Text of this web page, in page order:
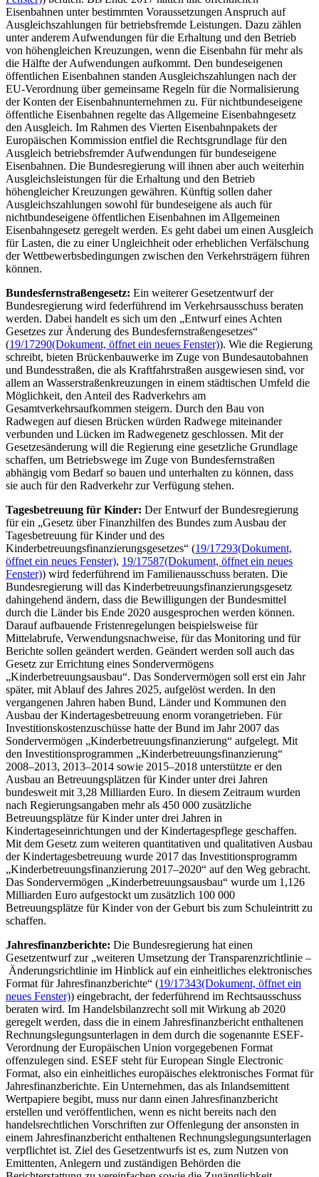
Eisenbahnen unter bestimmten Voraussetzungen Anspruch auf
Ausgleichszahlungen für betriebsfremde Leistungen. Dazu zählen
unter anderem Aufwendungen für die Erhaltung und den Betrieb
von höhengleichen Kreuzungen, wenn die Eisenbahn für mehr als
die Hälfte der Aufwendungen aufkommt. Den bundeseigenen
öffentlichen Eisenbahnen standen Ausgleichszahlungen nach der
EU-Verordnung über gemeinsame Regeln für die Normalisierung
der Konten der Eisenbahnunternehmen zu. Für nichtbundeseigene
öffentliche Eisenbahnen regelte das Allgemeine Eisenbahngesetz
den Ausgleich. Im Rahmen des Vierten Eisenbahnpakets der
Europäischen Kommission entfiel die Rechtsgrundlage für den
Ausgleich betriebsfremder Aufwendungen für bundeseigene
Eisenbahnen. Die Bundesregierung will ihnen aber auch weiterhin
Ausgleichsleistungen für die Erhaltung und den Betrieb
höhengleicher Kreuzungen gewähren. Künftig sollen daher
Ausgleichszahlungen sowohl für bundeseigene als auch für
nichtbundeseigene öffentlichen Eisenbahnen im Allgemeinen
Eisenbahngesetz geregelt werden. Es geht dabei um einen Ausgleich
für Lasten, die zu einer Ungleichheit oder erheblichen Verfälschung
der Wettbewerbsbedingungen zwischen den Verkehrsträgern führen
können.
Bundesfernstraßengesetz: Ein weiterer Gesetzentwurf der
Bundesregierung wird federführend im Verkehrsausschuss beraten
werden. Dabei handelt es sich um den „Entwurf eines Achten
Gesetzes zur Änderung des Bundesfernstraßengesetzes“
(19/17290(Dokument, öffnet ein neues Fenster)). Wie die Regierung
schreibt, bieten Brückenbauwerke im Zuge von Bundesautobahnen
und Bundesstraßen, die als Kraftfahrstraßen ausgewiesen sind, vor
allem an Wasserstraßenkreuzungen in einem städtischen Umfeld die
Möglichkeit, den Anteil des Radverkehrs am
Gesamtverkehrsaufkommen steigern. Durch den Bau von
Radwegen auf diesen Brücken würden Radwege miteinander
verbunden und Lücken im Radwegenetz geschlossen. Mit der
Gesetzesänderung will die Regierung eine gesetzliche Grundlage
schaffen, um Betriebswege im Zuge von Bundesfernstraßen
abhängig vom Bedarf so bauen und unterhalten zu können, dass
sie auch für den Radverkehr zur Verfügung stehen.
Tagesbetreuung für Kinder: Der Entwurf der Bundesregierung
für ein „Gesetz über Finanzhilfen des Bundes zum Ausbau der
Tagesbetreuung für Kinder und des
Kinderbetreuungsfinanzierungsgesetzes“ (19/17293(Dokument,
öffnet ein neues Fenster), 19/17587(Dokument, öffnet ein neues
Fenster)) wird federführend im Familienausschuss beraten. Die
Bundesregierung will das Kinderbetreuungsfinanzierungsgesetz
dahingehend ändern, dass die Bewilligungen der Bundesmittel
durch die Länder bis Ende 2020 ausgesprochen werden können.
Darauf aufbauende Fristenregelungen beispielsweise für
Mittelabrufe, Verwendungsnachweise, für das Monitoring und für
Berichte sollen geändert werden. Geändert werden soll auch das
Gesetz zur Errichtung eines Sondervermögens
„Kinderbetreuungsausbau“. Das Sondervermögen soll erst ein Jahr
später, mit Ablauf des Jahres 2025, aufgelöst werden. In den
vergangenen Jahren haben Bund, Länder und Kommunen den
Ausbau der Kindertagesbetreuung enorm vorangetrieben. Für
Investitionskostenzuschüsse hatte der Bund im Jahr 2007 das
Sondervermögen „Kinderbetreuungsfinanzierung“ aufgelegt. Mit
den Investitionsprogrammen „Kinderbetreuungsfinanzierung“
2008–2013, 2013–2014 sowie 2015–2018 unterstützte er den
Ausbau an Betreuungsplätzen für Kinder unter drei Jahren
bundesweit mit 3,28 Milliarden Euro. In diesem Zeitraum wurden
nach Regierungsangaben mehr als 450 000 zusätzliche
Betreuungsplätze für Kinder unter drei Jahren in
Kindertageseinrichtungen und der Kindertagespflege geschaffen.
Mit dem Gesetz zum weiteren quantitativen und qualitativen Ausbau
der Kindertagesbetreuung wurde 2017 das Investitionsprogramm
„Kinderbetreuungsfinanzierung 2017–2020“ auf den Weg gebracht.
Das Sondervermögen „Kinderbetreuungsausbau“ wurde um 1,126
Milliarden Euro aufgestockt um zusätzlich 100 000
Betreuungsplätze für Kinder von der Geburt bis zum Schuleintritt zu
schaffen.
Jahresfinanzberichte: Die Bundesregierung hat einen
Gesetzentwurf zur „weiteren Umsetzung der Transparenzrichtlinie –
Änderungsrichtlinie im Hinblick auf ein einheitliches elektronisches
Format für Jahresfinanzberichte“ (19/17343(Dokument, öffnet ein
neues Fenster)) eingebracht, der federführend im Rechtsausschuss
beraten wird. Im Handelsbilanzrecht soll mit Wirkung ab 2020
geregelt werden, dass die in einem Jahresfinanzbericht enthaltenen
Rechnungslegungsunterlagen in dem durch die sogenannte ESEF-
Verordnung der Europäischen Union vorgegebenen Format
offenzulegen sind. ESEF steht fürEuropean Single Electronic
Format, also ein einheitliches europäisches elektronisches Format für
Jahresfinanzberichte. Ein Unternehmen, das als Inlandsemittent
Wertpapiere begibt, muss nur dann einen Jahresfinanzbericht
erstellen und veröffentlichen, wenn es nicht bereits nach den
handelsrechtlichen Vorschriften zur Offenlegung der ansonsten in
einem Jahresfinanzbericht enthaltenen Rechnungslegungsunterlagen
verpflichtet ist. Ziel des Gesetzentwurfs ist es, zum Nutzen von
Emittenten, Anlegern und zuständigen Behörden die